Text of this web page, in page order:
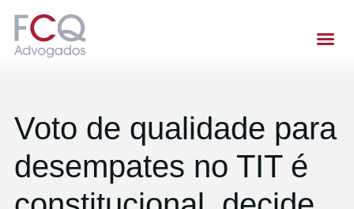
Voto de qualidade para
desempates no TIT é